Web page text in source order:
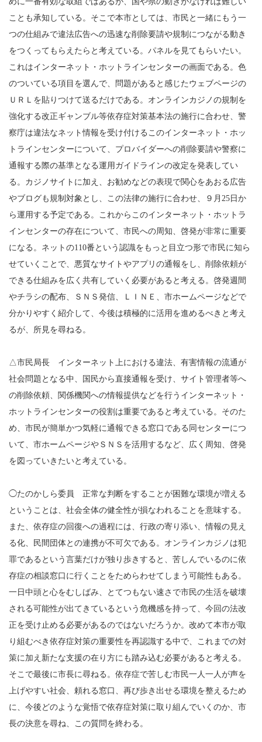
ことも承知している。そこで本市としては、市民と一緒にもう一
つの仕組みで違法広告への迅速な削除要請や規制につながる動き
をつくってもらえたらと考えている。パネルを見てもらいたい。
これはインターネット・ホットラインセンターの画面である。色
のついている項目を選んで、問題があると感じたウェブページの
ＵＲＬを貼りつけて送るだけである。オンラインカジノの規制を
強化する改正ギャンブル等依存症対策基本法の施行に合わせ、警
察庁は違法なネット情報を受け付けるこのインターネット・ホッ
トラインセンターについて、プロバイダーへの削除要請や警察に
通報する際の基準となる運用ガイドラインの改定を発表してい
る。カジノサイトに加え、お勧めなどの表現で関心をあおる広告
やブログも規制対象とし、この法律の施行に合わせ、９月25日か
ら運用する予定である。これからこのインターネット・ホットラ
インセンターの存在について、市民への周知、啓発が非常に重要
になる。ネットの110番という認識をもっと目立つ形で市民に知ら
せていくことで、悪質なサイトやアプリの通報をし、削除依頼が
できる仕組みを広く共有していく必要があると考える。啓発週間
やチラシの配布、ＳＮＳ発信、ＬＩＮＥ、市ホームページなどで
分かりやすく紹介して、今後は積極的に活用を進めるべきと考え
るが、所見を尋ねる。
△市民局長 インターネット上における違法、有害情報の流通が
社会問題となる中、国民から直接通報を受け、サイト管理者等へ
の削除依頼、関係機関への情報提供などを行うインターネット・
ホットラインセンターの役割は重要であると考えている。そのた
め、市民が簡単かつ気軽に通報できる窓口である同センターにつ
いて、市ホームページやＳＮＳを活用するなど、広く周知、啓発
を図っていきたいと考えている。
◯たのかしら委員 正常な判断をすることが困難な環境が増える
ということは、社会全体の健全性が損なわれることを意味する。
また、依存症の回復への過程には、行政の寄り添い、情報の見え
る化、民間団体との連携が不可欠である。オンラインカジノは犯
罪であるという言葉だけが独り歩きすると、苦しんでいるのに依
存症の相談窓口に行くことをためらわせてしまう可能性もある。
一日中頭と心をむしばみ、とてつもない速さで市民の生活を破壊
される可能性が出てきているという危機感を持って、今回の法改
正を受け止める必要があるのではないだろうか。改めて本市が取
り組むべき依存症対策の重要性を再認識する中で、これまでの対
策に加え新たな支援の在り方にも踏み込む必要があると考える。
そこで最後に市長に尋ねる。依存症で苦しむ市民一人一人が声を
上げやすい社会、頼れる窓口、再び歩き出せる環境を整えるため
に、今後どのような覚悟で依存症対策に取り組んでいくのか、市
長の決意を尋ね、この質問を終わる。